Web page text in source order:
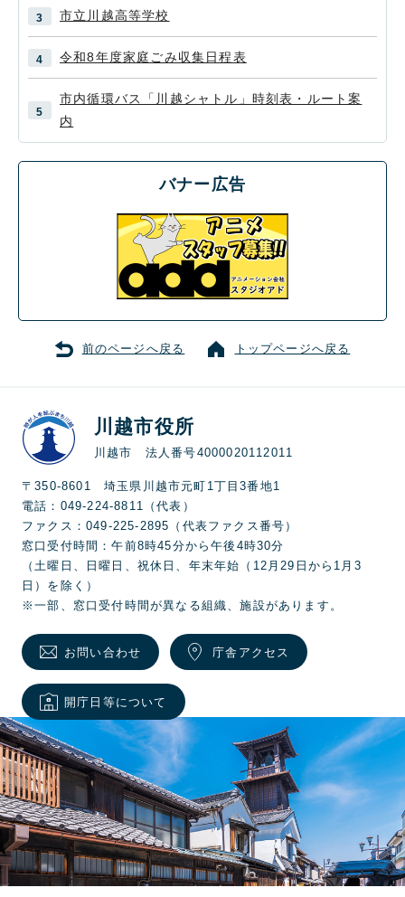
市立川越高等学校
令和8年度家庭ごみ収集日程表
市内循環バス「川越シャトル」時刻表・ルート案
内
バナー広告
前のページへ戻る トップページへ戻る
川越市役所
川越市 法人番号4000020112011
〒350-8601 埼玉県川越市元町1丁目3番地1
電話：049-224-8811（代表）
ファクス：049-225-2895（代表ファクス番号）
窓口受付時間：午前8時45分から午後4時30分
（土曜日、日曜日、祝休日、年末年始（12月29日から1月3
日）を除く）
※一部、窓口受付時間が異なる組織、施設があります。
お問い合わせ 庁舎アクセス
開庁日等について